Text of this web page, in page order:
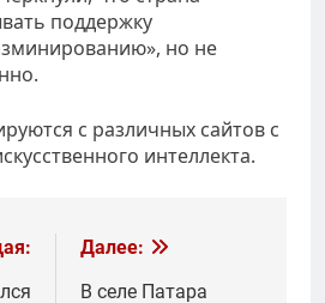
поддержку
но не
с различных сайтов с
интеллекта.
Далее:
В селе Патара